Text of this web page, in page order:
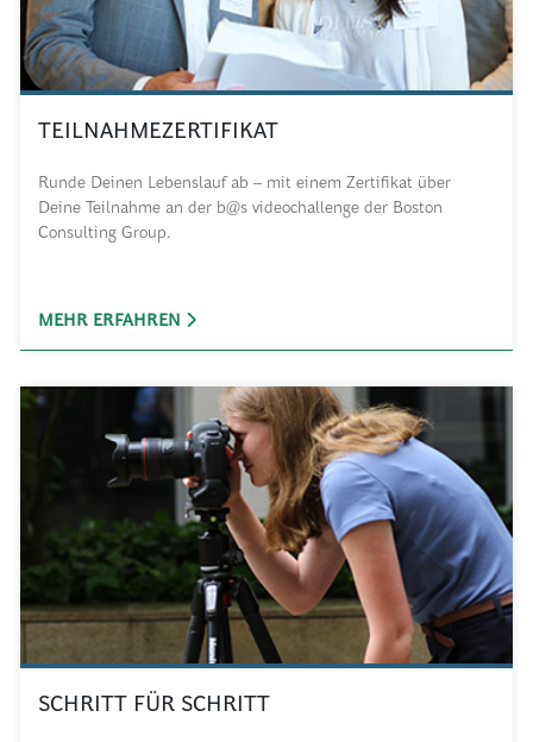
TEILNAHMEZERTIFIKAT
Runde Deinen Lebenslauf ab – mit einem Zertifikat über
Deine Teilnahme an der b@s videochallenge der Boston
Consulting Group.
MEHR ERFAHREN
SCHRITT FÜR SCHRITT